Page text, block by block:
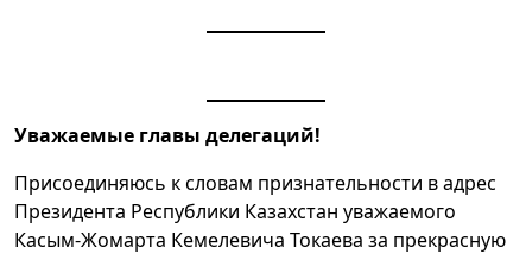
Уважаемые главы делегаций!
Присоединяюсь к словам признательности в адрес
Президента Республики Казахстан уважаемого
Касым-Жомарта Кемелевича Токаева за прекрасную